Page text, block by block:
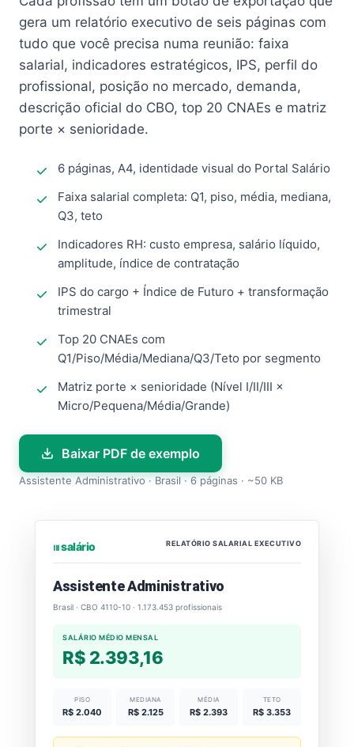
gera um relatório executivo de seis páginas com
tudo que você precisa numa reunião: faixa
salarial, indicadores estratégicos, IPS, perfil do
profissional, posição no mercado, demanda,
descrição oficial do CBO, top 20 CNAEs e matriz
porte × senioridade.
6 páginas, A4, identidade visual do Portal Salário
Faixa salarial completa: Q1, piso, média, mediana,
Q3, teto
Indicadores RH: custo empresa, salário líquido,
amplitude, índice de contratação
IPS do cargo + Índice de Futuro + transformação
trimestral
Top 20 CNAEs com
Q1/Piso/Média/Mediana/Q3/Teto por segmento
Matriz porte × senioridade (Nível I/II/III ×
Micro/Pequena/Média/Grande)
Baixar PDF de exemplo
Assistente Administrativo · Brasil · 6 páginas · ~50 KB
⏐⏐⏐ salário RELATÓRIO SALARIAL EXECUTIVO
Assistente Administrativo
Brasil · CBO 4110-10 · 1.173.453 profissionais
SALÁRIO MÉDIO MENSAL
R$ 2.393,16
PISO
R$ 2.040
MEDIANA
R$ 2.125
MÉDIA
R$ 2.393
TETO
R$ 3.353